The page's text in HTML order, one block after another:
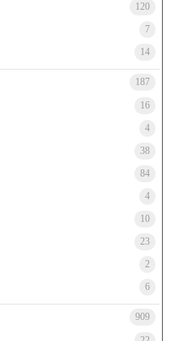
120
7
14
187
16
4
38
84
4
10
23
2
6
909